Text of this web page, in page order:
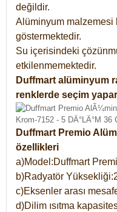
değildir.
Alüminyum malzemesi
göstermektedir.
Su içerisindeki
etkilenmemektedir.
Duffmart alüminyum
renklerde seçim
Duffmart Premio
özellikleri
a)Model:Duffmart
b)Radyatör
c)Eksenler arası
d)Dilim ısıtma